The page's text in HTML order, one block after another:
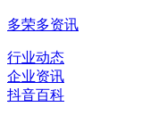
多荣多资讯
行业动态
企业资讯
抖音百科